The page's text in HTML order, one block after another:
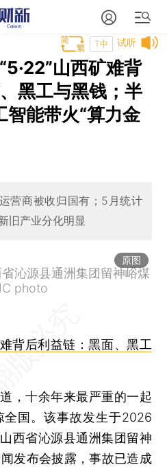
试听
T中
山西矿难背
黑工与黑钱；半
能带火“算力金
营商被收归国有；5月统计
旧产业分化明显
原图
沁源县通洲集团留神峪煤
photo
背后利益链：黑面、黑工
十余年来最严重的一起
全国。该事故发生于2026
西省沁源县通洲集团留神
发布会披露，事故已造成